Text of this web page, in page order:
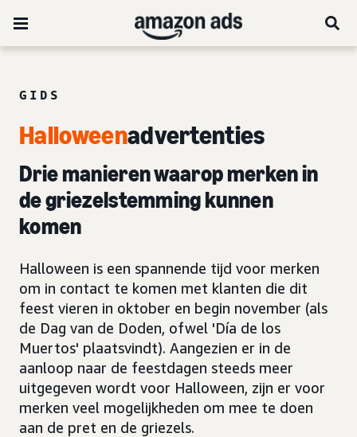
GIDS
Halloweenadvertenties
Drie manieren waarop merken in
de griezelstemming kunnen
komen
Halloween is een spannende tijd voor merken
om in contact te komen met klanten die dit
feest vieren in oktober en begin november (als
de Dag van de Doden, ofwel 'Día de los
Muertos' plaatsvindt). Aangezien er in de
aanloop naar de feestdagen steeds meer
uitgegeven wordt voor Halloween, zijn er voor
merken veel mogelijkheden om mee te doen
aan de pret en de griezels.